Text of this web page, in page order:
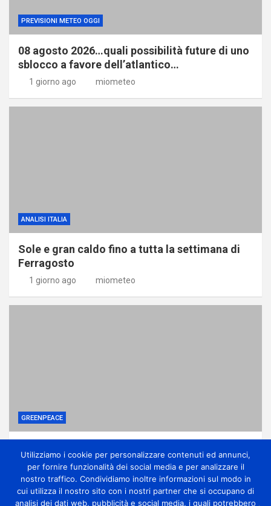
PREVISIONI METEO OGGI
08 agosto 2026…quali possibilità future di uno
sblocco a favore dell’atlantico…
1 giorno ago miometeo
ANALISI ITALIA
Sole e gran caldo fino a tutta la settimana di
Ferragosto
1 giorno ago miometeo
GREENPEACE
distrutti: stretta su moda e fast fashion
2 giorni ago miometeo
Utilizziamo i cookie per personalizzare contenuti ed annunci,
per fornire funzionalità dei social media e per analizzare il
nostro traffico. Condividiamo inoltre informazioni sul modo in
cui utilizza il nostro sito con i nostri partner che si occupano di
analisi dei dati web, pubblicità e social media, i quali potrebbero